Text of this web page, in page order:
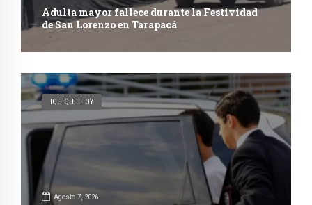
Adulta mayor fallece durante la Festividad
de San Lorenzo en Tarapacá
IQUIQUE HOY
Agosto 7, 2026